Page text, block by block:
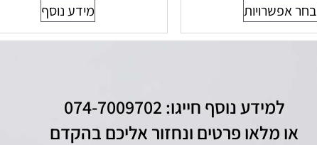
בחר אפשרויות מידע נוסף
למידע נוסף חייגו: 074-7009702
או מלאו פרטים ונחזור אליכם בהקדם